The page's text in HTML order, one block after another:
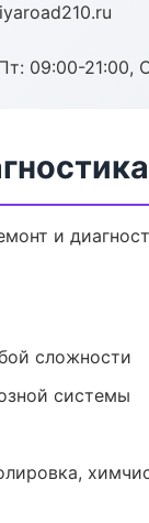
09:00-21:00,
и
сложности
системы